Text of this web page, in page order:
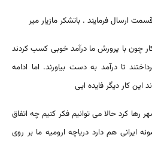
ارسال فرمایند . باتشکر مازیار میر
چون با پرورش ما درآمد خوبی کسب کردند
تا درآمد به دست بیاورند. اما ادامه
این کار دیگر فایده ایی
رها کرد حالا می توانیم فکر کنیم چه اتفاق
ایرانی هم دارد دریاچه ارومیه ما بر روی